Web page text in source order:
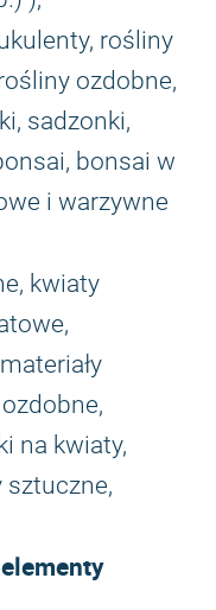
rośliny
ozdobne,
sadzonki,
bonsai w
i warzywne
kwiaty
na kwiaty,
sztuczne,